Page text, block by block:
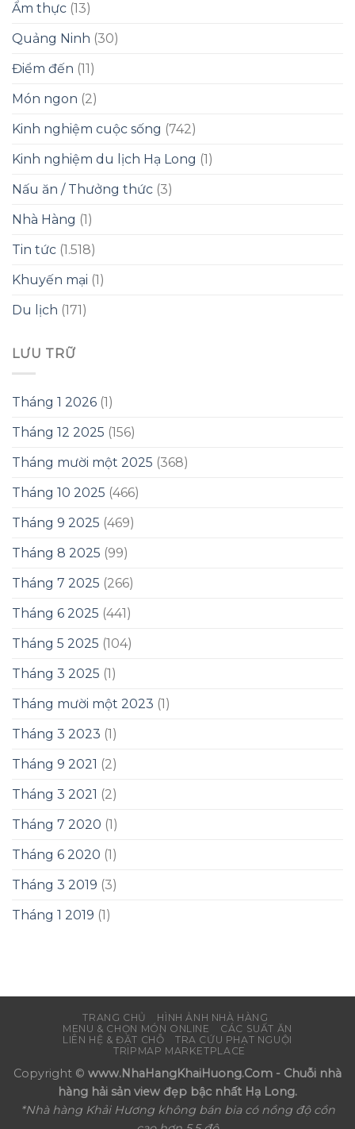
Ẩm thực (13)
Quảng Ninh (30)
Điểm đến (11)
Món ngon (2)
Kinh nghiệm cuộc sống (742)
Kinh nghiệm du lịch Hạ Long (1)
Nấu ăn / Thưởng thức (3)
Nhà Hàng (1)
Tin tức (1.518)
Khuyến mại (1)
Du lịch (171)
LƯU TRỮ
Tháng 1 2026 (1)
Tháng 12 2025 (156)
Tháng mười một 2025 (368)
Tháng 10 2025 (466)
Tháng 9 2025 (469)
Tháng 8 2025 (99)
Tháng 7 2025 (266)
Tháng 6 2025 (441)
Tháng 5 2025 (104)
Tháng 3 2025 (1)
Tháng mười một 2023 (1)
Tháng 3 2023 (1)
Tháng 9 2021 (2)
Tháng 3 2021 (2)
Tháng 7 2020 (1)
Tháng 6 2020 (1)
Tháng 3 2019 (3)
Tháng 1 2019 (1)
TRANG CHỦ
HÌNH ẢNH NHÀ HÀNG
MENU & CHỌN MÓN ONLINE
CÁC SUẤT ĂN
LIÊN HỆ & ĐẶT CHỖ
TRA CỨU PHẠT NGUỘI
TRIPMAP MARKETPLACE
Copyright © www.NhaHangKhaiHuong.Com - Chuỗi nhà
hàng hải sản view đẹp bậc nhất Hạ Long.
*Nhà hàng Khải Hương không bán bia có nồng độ cồn